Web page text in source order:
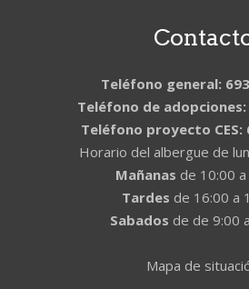
Teléfono general:
Teléfono de adopciones:
Teléfono proyecto CES:
Horario del albergue de
Mañanas de 10:00
Tardes de 16:00 a
Sabados de de 9:00
Mapa de